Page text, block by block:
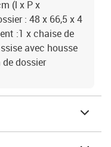
(l x P x
: 48 x 66,5 x 4
:1 x chaise de
avec housse
dossier